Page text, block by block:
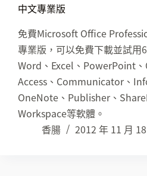
中文專業版
免費Microsoft Office
專業版，可以免費下載並試用
Word、Excel、PowerPoint
Access、Communicator、
OneNote、Publisher、
Workspace等軟體。
香腸
2012 年 11 月